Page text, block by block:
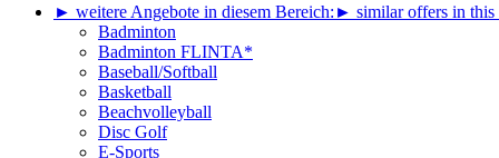
► weitere Angebote in diesem Bereich: ► similar offers in this
Badminton
Badminton FLINTA*
Baseball/Softball
Basketball
Beachvolleyball
Disc Golf
E-Sports